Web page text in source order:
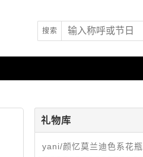
搜索
礼物库
yani/颜忆莫兰迪色系花瓶